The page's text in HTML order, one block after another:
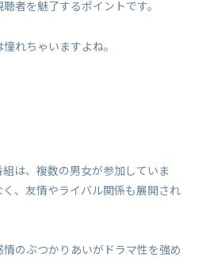
者を魅了するポイントです。
れちゃいますよね。
は、複数の男女が参加していま
、友情やライバル関係も展開され
のぶつかりあいがドラマ性を強め